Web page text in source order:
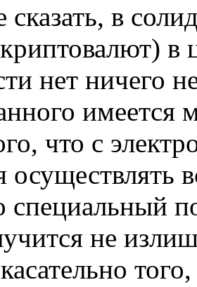
сказать, в
в
нет ничего
что с
осуществлять
специальный
не